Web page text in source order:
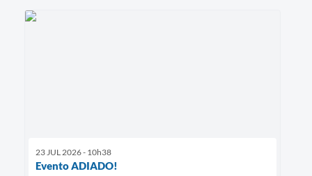
23 JUL 2026 - 10h38
Evento ADIADO!